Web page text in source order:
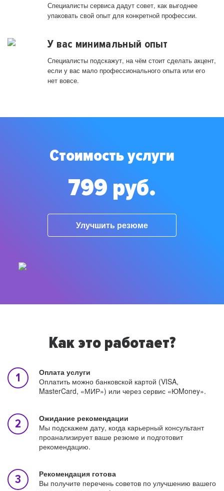
Специалисты сервиса дадут совет, как выгоднее
упаковать свой опыт для конкретной профессии.
У вас минимальный опыт
Специалисты подскажут, на чём стоит сделать акцент,
если у вас мало профессионального опыта или его
нет вовсе.
Стоимость услуги
799 руб.
Улучшить резюме
Как это работает?
Оплата услуги
Оплатить можно банковской картой (VISA,
MasterCard, «МИР») или через сервис «ЮMoney».
Ожидание рекомендации
Мы подскажем дату, когда карьерный консультант
проанализирует ваше резюме и подготовит
рекомендацию.
Рекомендация готова
Вы получите перечень советов по улучшению вашего